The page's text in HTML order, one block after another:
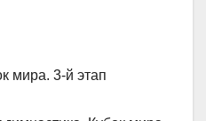
мира. 3-й этап